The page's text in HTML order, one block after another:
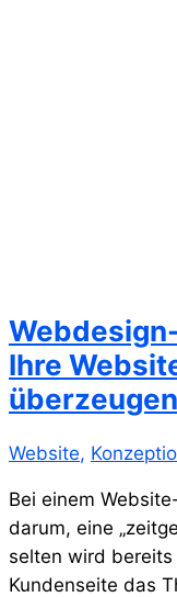
Ihre
überzeugen
Website,
Bei einem
darum, eine
selten wird bereits
Kundenseite das